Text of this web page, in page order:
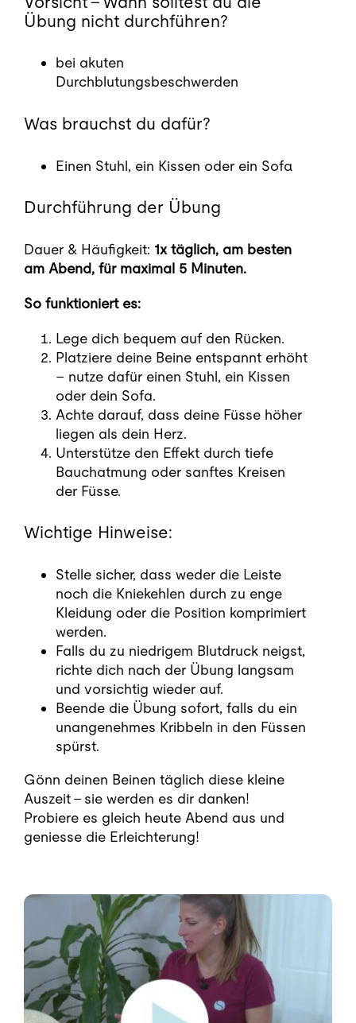
Übung nicht durchführen?
bei akuten
Durchblutungsbeschwerden
Was brauchst du dafür?
Einen Stuhl, ein Kissen oder ein Sofa
Durchführung der Übung
Dauer & Häufigkeit: 1x täglich, am besten
am Abend, für maximal 5 Minuten.
So funktioniert es:
Lege dich bequem auf den Rücken.
Platziere deine Beine entspannt erhöht
– nutze dafür einen Stuhl, ein Kissen
oder dein Sofa.
Achte darauf, dass deine Füsse höher
liegen als dein Herz.
Unterstütze den Effekt durch tiefe
Bauchatmung oder sanftes Kreisen
der Füsse.
Wichtige Hinweise:
Stelle sicher, dass weder die Leiste
noch die Kniekehlen durch zu enge
Kleidung oder die Position komprimiert
werden.
Falls du zu niedrigem Blutdruck neigst,
richte dich nach der Übung langsam
und vorsichtig wieder auf.
Beende die Übung sofort, falls du ein
unangenehmes Kribbeln in den Füssen
spürst.
Gönn deinen Beinen täglich diese kleine
Auszeit – sie werden es dir danken!
Probiere es gleich heute Abend aus und
geniesse die Erleichterung!